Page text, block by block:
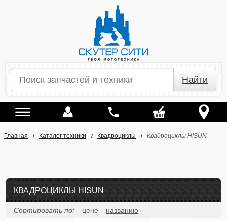
Найти
Главная Каталог техники Квадроциклы Квадроциклы HISUN
КВАДРОЦИКЛЫ HISUN
Сортировать по: цене названию